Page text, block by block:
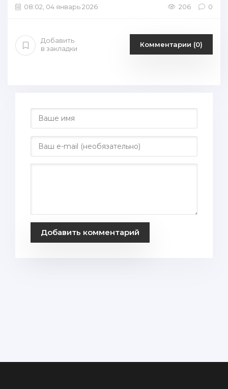
08:02, 04 январь 2026 206 0
Добавить
в закладки
Комментарии (0)
Добавить комментарий